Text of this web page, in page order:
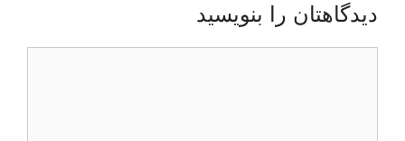
دیدگاهتان را بنویسید